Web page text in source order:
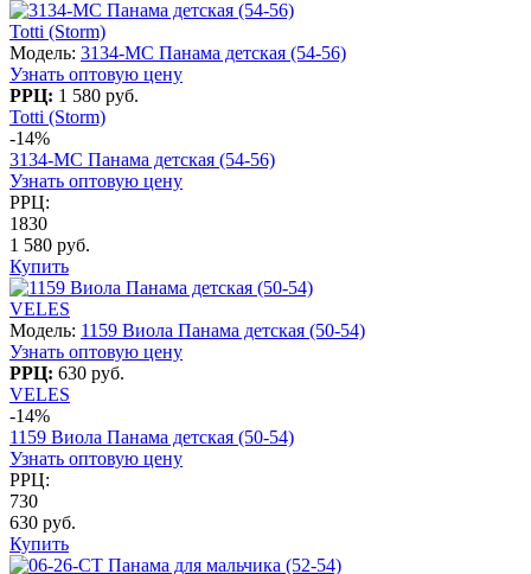
Totti (Storm)
Модель: 3134-МС Панама детская (54-56)
Узнать оптовую цену
РРЦ: 1 580 руб.
Totti (Storm)
-14%
3134-МС Панама детская (54-56)
Узнать оптовую цену
РРЦ:
1830
1 580 руб.
Купить
VELES
Модель: 1159 Виола Панама детская (50-54)
Узнать оптовую цену
РРЦ: 630 руб.
VELES
-14%
1159 Виола Панама детская (50-54)
Узнать оптовую цену
РРЦ:
730
630 руб.
Купить